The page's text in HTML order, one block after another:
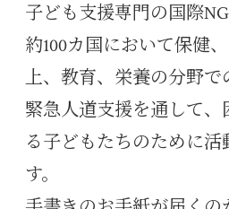
子ども支援専門の国際
約100カ国において保健
上、教育、栄養の分野で
緊急人道支援を通して、
る子どもたちのために
す。